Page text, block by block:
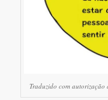
Traduzido com autorização